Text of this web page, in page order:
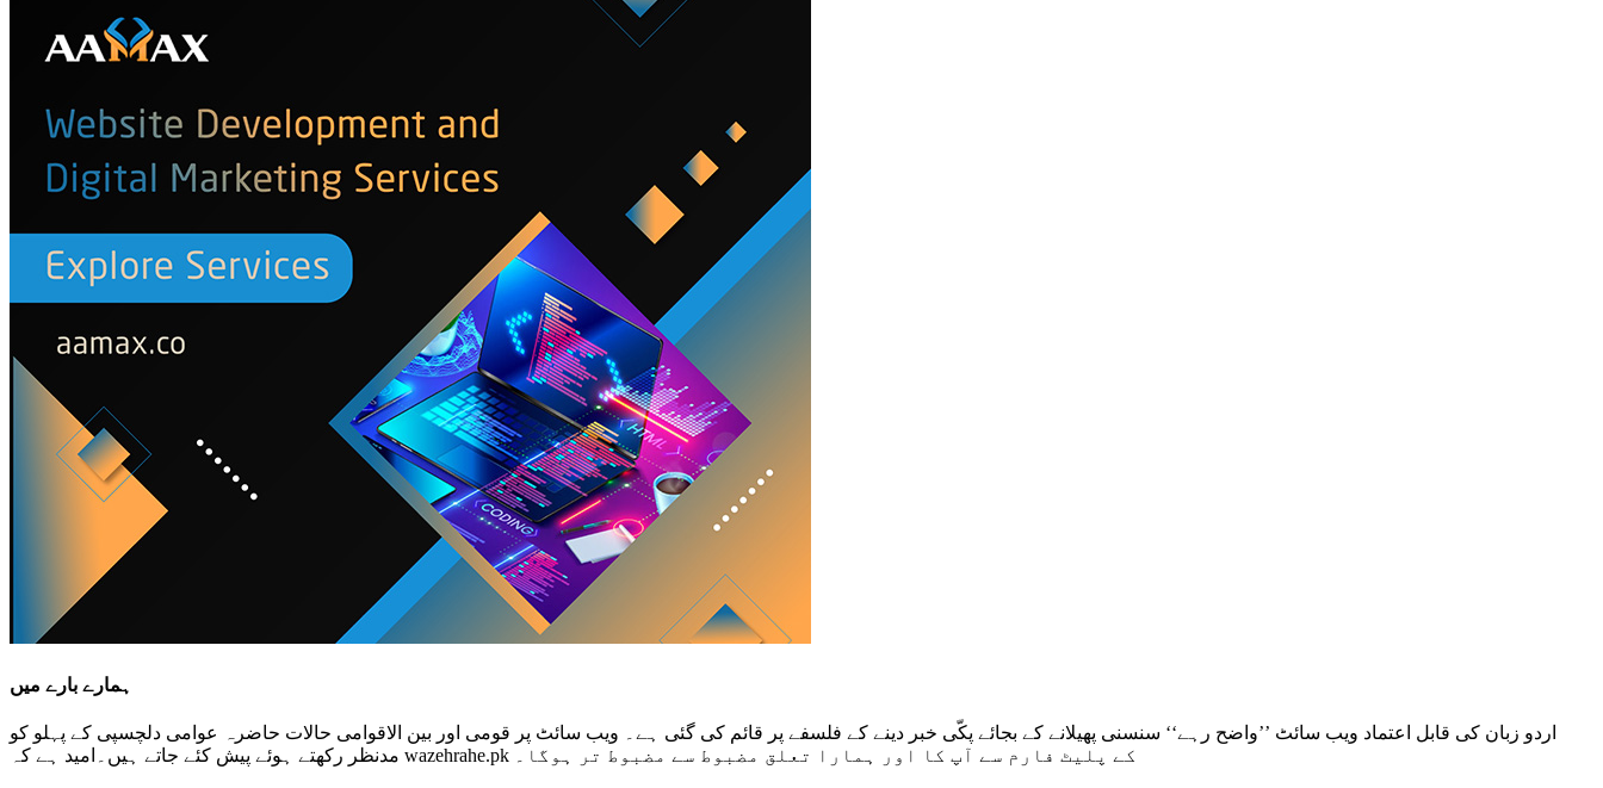
ہمارے بارے میں
اردو زبان کی قابل اعتماد ویب سائٹ ’’واضح رہے‘‘ سنسنی پھیلانے کے بجائے پکّی خبر دینے کے فلسفے پر قائم کی گئی ہے۔ ویب سائٹ پر قومی اور بین الاقوامی حالات حاضرہ عوامی دلچسپی کے پہلو کو
مدنظر رکھتے ہوئے پیش کئے جاتے ہیں۔امید ہے کہ wazehrahe.pk کے پلیٹ فارم سے آپ کا اور ہمارا تعلق مضبوط سے مضبوط تر ہوگا۔